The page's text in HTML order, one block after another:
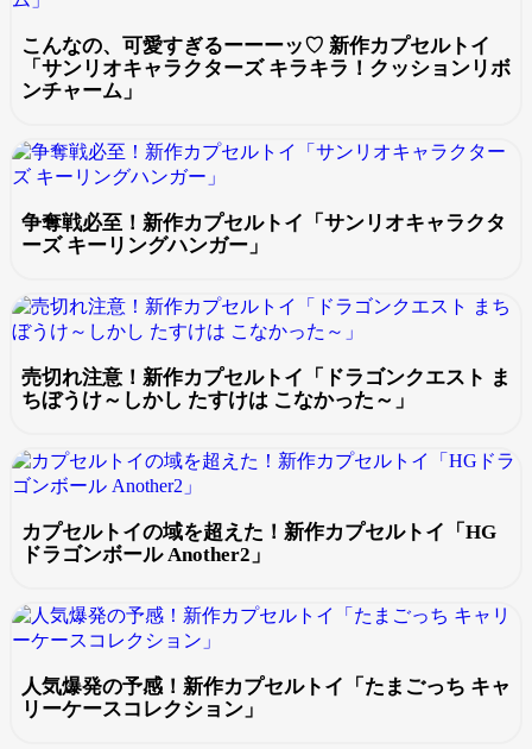
こんなの、可愛すぎるーーーッ♡ 新作カプセルトイ
「サンリオキャラクターズ キラキラ！クッションリボ
ンチャーム」
争奪戦必至！新作カプセルトイ「サンリオキャラクタ
ーズ キーリングハンガー」
売切れ注意！新作カプセルトイ「ドラゴンクエスト ま
ちぼうけ～しかし たすけは こなかった～」
カプセルトイの域を超えた！新作カプセルトイ「HG
ドラゴンボール Another2」
人気爆発の予感！新作カプセルトイ「たまごっち キャ
リーケースコレクション」